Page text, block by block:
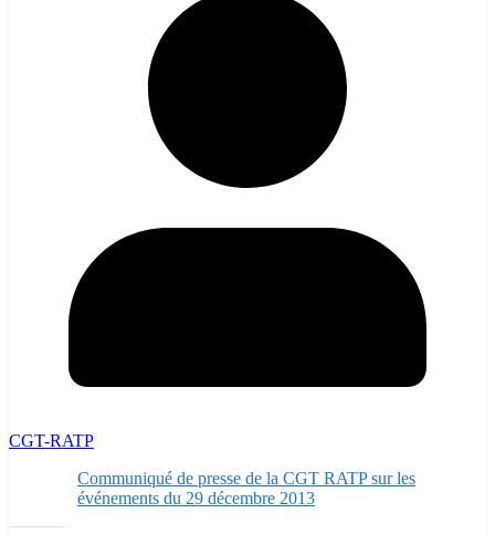
CGT-RATP
Communiqué de presse de la CGT RATP sur les
événements du 29 décembre 2013